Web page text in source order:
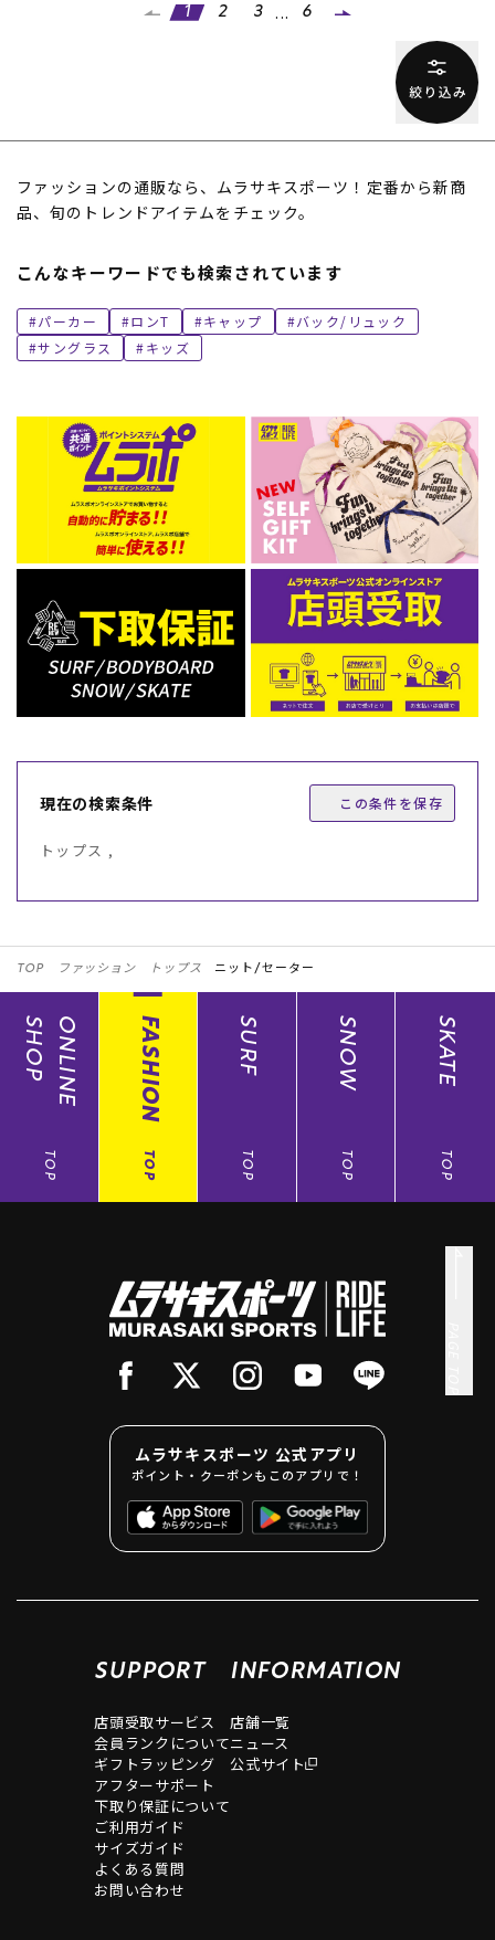
1 2 3 ... 6
ファッションの通販なら、ムラサキスポーツ！定番から新商
品、旬のトレンドアイテムをチェック。
こんなキーワードでも検索されています
パーカー ロンT キャップ
バック/リュック
サングラス
キッズ
現在の検索条件 この条件を保存
トップス ,
TOP ファッション トップス ニット/セーター
ONLINE
SHOP
TOP
FASHION
TOP
SURF
TOP
SNOW
TOP
SKATE
TOP
ムラサキスポーツ 公式アプリ
ポイント・クーポンもこのアプリで！
SUPPORT
店頭受取サービス
会員ランクについて
ギフトラッピング
アフターサポート
下取り保証について
ご利用ガイド
サイズガイド
よくある質問
お問い合わせ
INFORMATION
店舗一覧
ニュース
公式サイト